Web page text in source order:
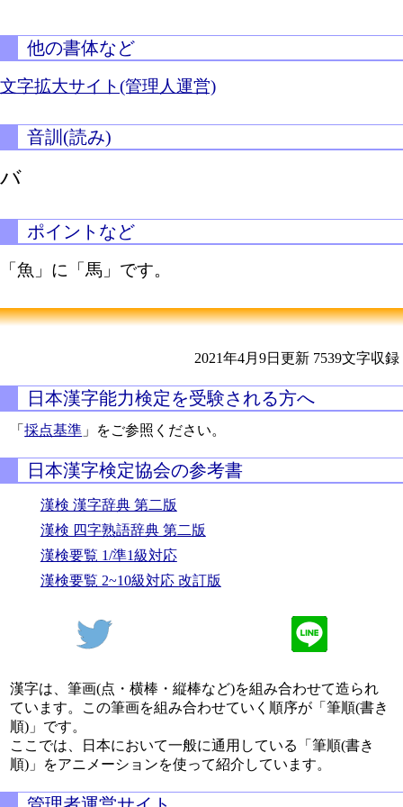
他の書体など
文字拡大サイト(管理人運営)
音訓(読み)
バ
ポイントなど
「魚」に「馬」です。
2021年4月9日更新 7539文字収録
日本漢字能力検定を受験される方へ
「採点基準 」をご参照ください。
日本漢字検定協会の参考書
漢検 漢字辞典 第二版
漢検 四字熟語辞典 第二版
漢検要覧 1/準1級対応
漢検要覧 2~10級対応 改訂版
漢字は、筆画(点・横棒・縦棒など)を組み合わせて造られ
ています。この筆画を組み合わせていく順序が「筆順(書き
順)」です。
ここでは、日本において一般に通用している「筆順(書き
順)」をアニメーションを使って紹介しています。